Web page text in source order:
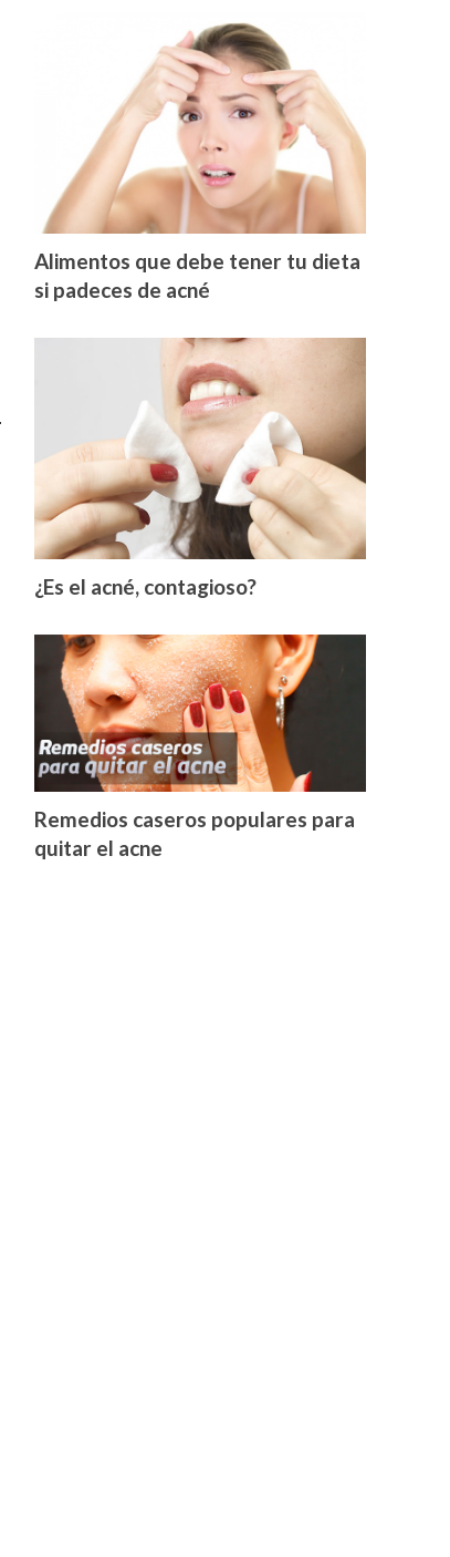
Alimentos que debe tener tu dieta
si padeces de acné
¿Es el acné, contagioso?
Remedios caseros populares para
quitar el acne